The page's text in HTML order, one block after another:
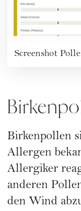
Screenshot
Birkenpollen
Allergen
Allergiker
anderen
den Wind